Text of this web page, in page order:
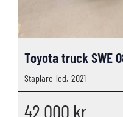
Toyota truck SWE
Staplare-led, 2021
42 000 kr